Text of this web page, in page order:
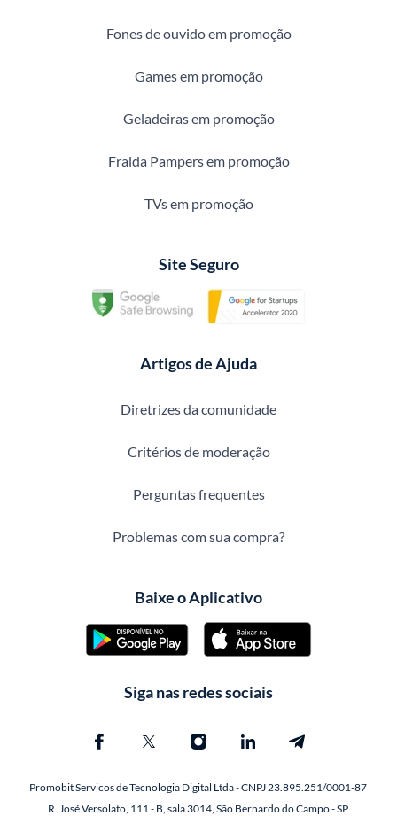
Fones de ouvido em promoção
Games em promoção
Geladeiras em promoção
Fralda Pampers em promoção
TVs em promoção
Site Seguro
Artigos de Ajuda
Diretrizes da comunidade
Critérios de moderação
Perguntas frequentes
Problemas com sua compra?
Baixe o Aplicativo
Siga nas redes sociais
Promobit Servicos de Tecnologia Digital Ltda - CNPJ 23.895.251/0001-87
R. José Versolato, 111 - B, sala 3014, São Bernardo do Campo - SP